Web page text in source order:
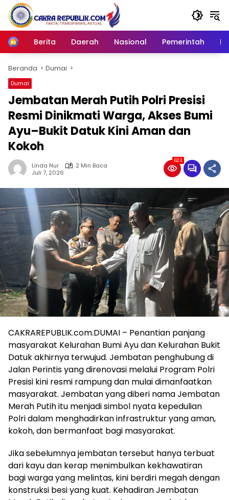
Langsung
konten
Home
Berita Daerah Nasional Pemerintah
Beranda Dumai
Dumai
Jembatan Merah Putih Polri Presisi
Resmi Dinikmati Warga, Akses Bumi
Ayu–Bukit Datuk Kini Aman dan
Kokoh
Linda Nur
2 Min Baca
Juli 7, 2026
623
CAKRAREPUBLIK.com.DUMAI – Penantian panjang
masyarakat Kelurahan Bumi Ayu dan Kelurahan Bukit
Datuk akhirnya terwujud. Jembatan penghubung di
Jalan Perintis yang direnovasi melalui Program Polri
Presisi kini resmi rampung dan mulai dimanfaatkan
masyarakat. Jembatan yang diberi nama Jembatan
Merah Putih itu menjadi simbol nyata kepedulian
Polri dalam menghadirkan infrastruktur yang aman,
kokoh, dan bermanfaat bagi masyarakat.
Jika sebelumnya jembatan tersebut hanya terbuat
dari kayu dan kerap menimbulkan kekhawatiran
bagi warga yang melintas, kini berdiri megah dengan
konstruksi besi yang kuat. Kehadiran Jembatan